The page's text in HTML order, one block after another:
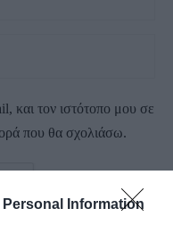
Information
και τον ιστότοπο μου σε
που θα σχολιάσω.